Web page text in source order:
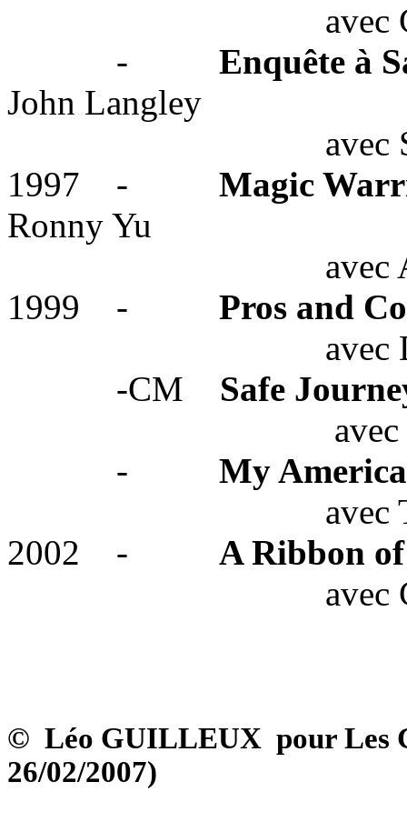
avec
-
Enquête à
John Langley
avec
1997
-
Magic
Ronny Yu
avec
1999
-
Pros and
avec
-CM
Safe
-
My
avec
2002
-
A Ribbon
avec
© Léo GUILLEUX pour Les
26/02/2007)